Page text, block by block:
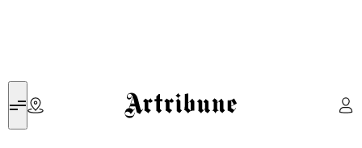
Artribune